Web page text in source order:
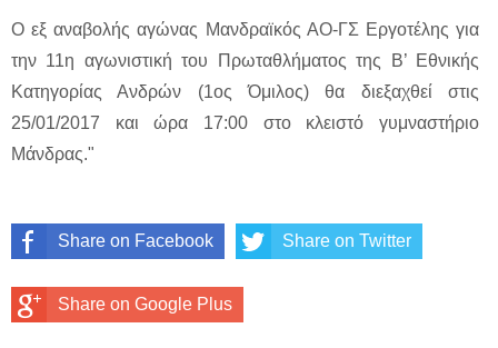
Ο εξ αναβολής αγώνας Μανδραϊκός ΑΟ-ΓΣ Εργοτέλης για
την 11η αγωνιστική του Πρωταθλήματος της Β’ Εθνικής
Κατηγορίας Ανδρών (1ος Όμιλος) θα διεξαχθεί στις
25/01/2017 και ώρα 17:00 στο κλειστό γυμναστήριο
Μάνδρας."
Share on Facebook Share on Twitter
Share on Google Plus